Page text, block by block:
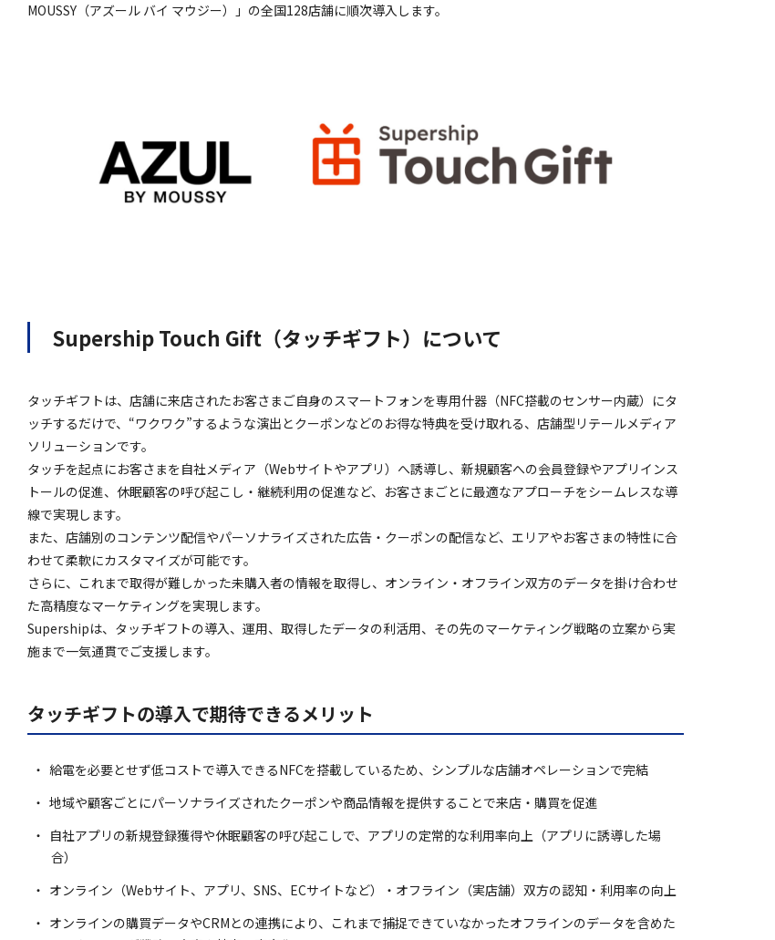
MOUSSY（アズール バイ マウジー）」の全国128店舗に順次導入します。
Supership Touch Gift（タッチギフト）について
タッチギフトは、店舗に来店されたお客さまご自身のスマートフォンを専用什器（NFC搭載のセンサー内蔵）にタ
ッチするだけで、“ワクワク”するような演出とクーポンなどのお得な特典を受け取れる、店舗型リテールメディア
ソリューションです。
タッチを起点にお客さまを自社メディア（Webサイトやアプリ）へ誘導し、新規顧客への会員登録やアプリインス
トールの促進、休眠顧客の呼び起こし・継続利用の促進など、お客さまごとに最適なアプローチをシームレスな導
線で実現します。
また、店舗別のコンテンツ配信やパーソナライズされた広告・クーポンの配信など、エリアやお客さまの特性に合
わせて柔軟にカスタマイズが可能です。
さらに、これまで取得が難しかった未購入者の情報を取得し、オンライン・オフライン双方のデータを掛け合わせ
た高精度なマーケティングを実現します。
Supershipは、タッチギフトの導入、運用、取得したデータの利活用、その先のマーケティング戦略の立案から実
施まで一気通貫でご支援します。
タッチギフトの導入で期待できるメリット
給電を必要とせず低コストで導入できるNFCを搭載しているため、シンプルな店舗オペレーションで完結
地域や顧客ごとにパーソナライズされたクーポンや商品情報を提供することで来店・購買を促進
自社アプリの新規登録獲得や休眠顧客の呼び起こしで、アプリの定常的な利用率向上（アプリに誘導した場
合）
オンライン（Webサイト、アプリ、SNS、ECサイトなど）・オフライン（実店舗）双方の認知・利用率の向上
オンラインの購買データやCRMとの連携により、これまで捕捉できていなかったオフラインのデータを含めた